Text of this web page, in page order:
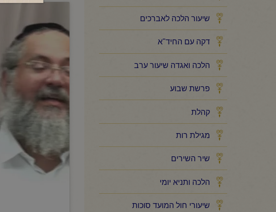
שיעור הלכה לאברכים
דקה עם החיד"א
הלכה ואגדה שיעור ערב
פרשת שבוע
קהלת
מגילת רות
שיר השירים
הלכה ותניא יומי
שיעורי חול המועד סוכות